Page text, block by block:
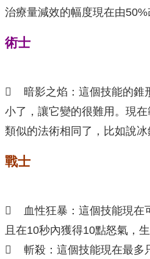
治療量減效的幅度現在由50%
術士
 暗影之焰：這個技能的錐
小了，讓它變的很難用。現
類似的法術相同了，比如說冰
戰士
 血性狂暴：這個技能現在
且在10秒內獲得10點怒氣，
 斬殺：這個技能現在最多